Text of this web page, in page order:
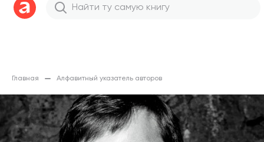
Главная Алфавитный указатель авторов